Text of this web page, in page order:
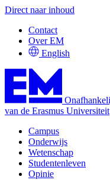
Direct naar inhoud
Contact
Over EM
English
van de Erasmus Universiteit
Campus
Onderwijs
Wetenschap
Studentenleven
Opinie